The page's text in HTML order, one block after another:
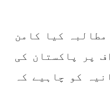
یے ۔تجربہ تربیت
کیا کامن
پر پاکستان کی
کو چاہیے کہ